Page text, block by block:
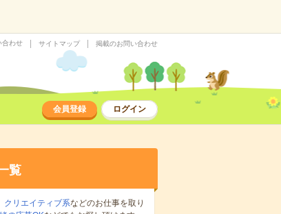
合わせ サイトマップ 掲載のお問い合わせ
会員登録 ログイン
覧
クリエイティブ系などのお仕事を取り